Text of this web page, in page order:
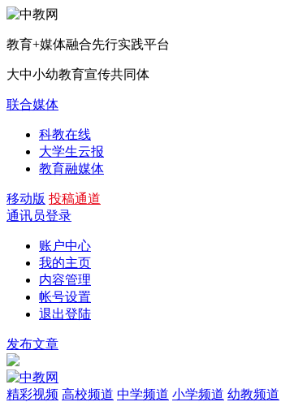
教育+媒体融合先行实践平台
大中小幼教育宣传共同体
联合媒体
科教在线
大学生云报
教育融媒体
移动版 投稿通道
通讯员登录
账户中心
我的主页
内容管理
帐号设置
退出登陆
发布文章
精彩视频 高校频道 中学频道 小学频道 幼教频道